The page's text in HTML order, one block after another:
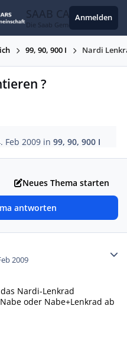
SAAB CARS
Die Saab Gemeinschaft
Anmelden
99, 90, 900 I Nardi
?
Feb 2009 in99, 90, 900 I
Neues Thema starten
antworten
2009
Nardi-Lenkrad
oder Nabe+Lenkrad ab